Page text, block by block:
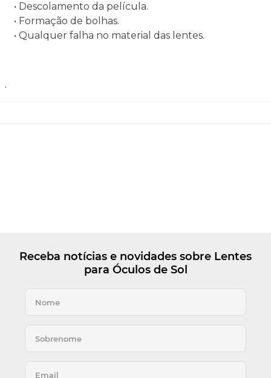
• Descolamento da película.
• Formação de bolhas.
• Qualquer falha no material das lentes.
.
Receba notícias e novidades sobre Lentes
para Óculos de Sol